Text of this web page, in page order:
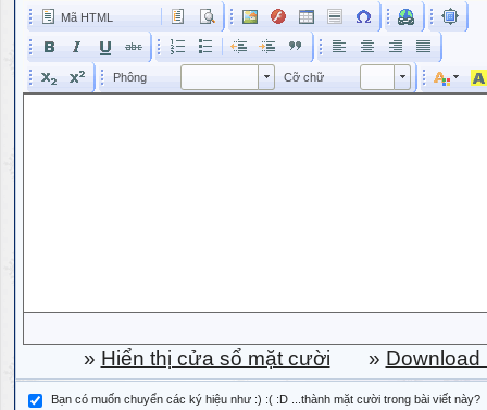
Mã HTML
Phông Phông Cỡ chữ Kích cỡ phông
» Hiển thị cửa sổ mặt cười » Download
Bạn có muốn chuyển các ký hiệu như :) :( :D ...thành mặt cười trong bài viết này?